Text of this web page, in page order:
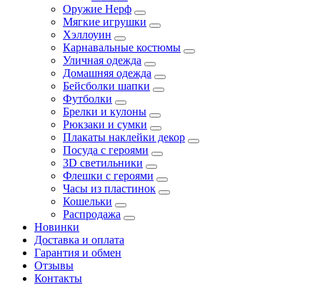
Оружие Нерф
Мягкие игрушки
Хэллоуин
Карнавальные костюмы
Уличная одежда
Домашняя одежда
Бейсболки шапки
Футболки
Брелки и кулоны
Рюкзаки и сумки
Плакаты наклейки декор
Посуда с героями
3D светильники
Флешки с героями
Часы из пластинок
Кошельки
Распродажа
Новинки
Доставка и оплата
Гарантия и обмен
Отзывы
Контакты